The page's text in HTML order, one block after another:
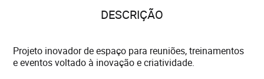
DESCRIÇÃO
Projeto inovador de espaço para reuniões, treinamentos
e eventos voltado à inovação e criatividade.